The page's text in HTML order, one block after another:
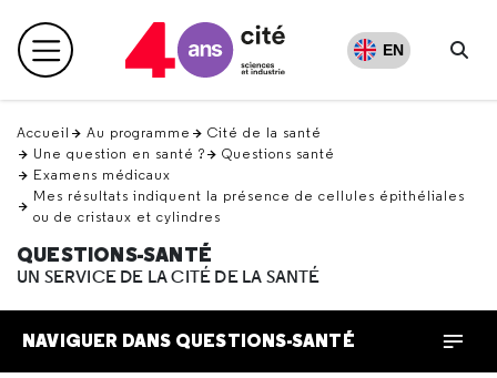
en
haut Menu principal EN
Accueil Au programme
Cité de la santé
Une question en santé ?
Questions santé
Examens médicaux
Mes résultats indiquent la présence de cellules épithéliales
ou de cristaux et cylindres
QUESTIONS-SANTÉ
UN SERVICE DE LA CITÉ DE LA SANTÉ
NAVIGUER DANS QUESTIONS-SANTÉ